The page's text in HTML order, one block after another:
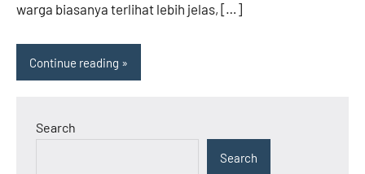
warga biasanya terlihat lebih jelas, […]
Continue reading
Search
Search